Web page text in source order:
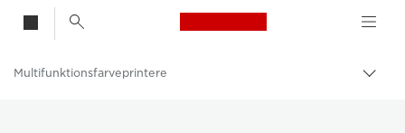
Canon Logo, back
Skift
Multifunktionsfarveprintere